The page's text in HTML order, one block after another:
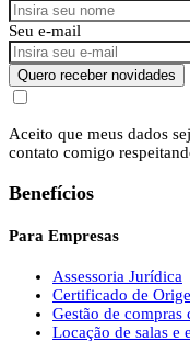
Seu e-mail
Quero receber novidades
Aceito que meus dados
contato comigo
Benefícios
Para Empresas
Assessoria Jurídica
Certificado de
Gestão de compras
Locação de salas e